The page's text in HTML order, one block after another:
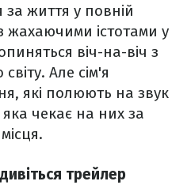
життя у повній
жахаючими істотами у
віч-на-віч з
Але сім'я
які полюють на звук
чекає на них за
трейлер